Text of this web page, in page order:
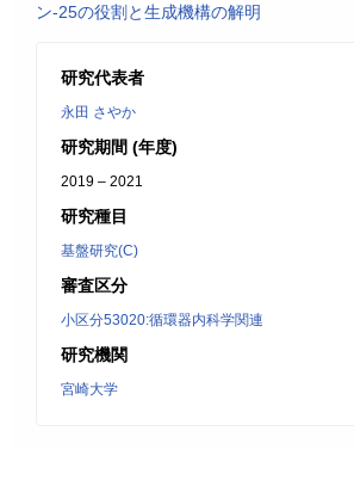
ン-25の役割と生成機構の解明
研究代表者
永田 さやか
研究期間 (年度)
2019 – 2021
研究種目
基盤研究(C)
審査区分
小区分53020:循環器内科学関連
研究機関
宮崎大学